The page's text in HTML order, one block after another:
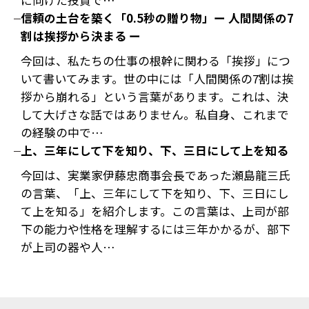
信頼の土台を築く「0.5秒の贈り物」ー 人間関係の7
割は挨拶から決まる ー
今回は、私たちの仕事の根幹に関わる「挨拶」につ
いて書いてみます。世の中には「人間関係の7割は挨
拶から崩れる」という言葉があります。これは、決
して大げさな話ではありません。私自身、これまで
の経験の中で…
上、三年にして下を知り、下、三日にして上を知る
今回は、実業家伊藤忠商事会長であった瀬島龍三氏
の言葉、「上、三年にして下を知り、下、三日にし
て上を知る」を紹介します。この言葉は、上司が部
下の能力や性格を理解するには三年かかるが、部下
が上司の器や人…